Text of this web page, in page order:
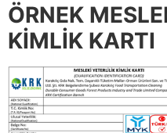
ÖRNEK
KİMLİK KARTI